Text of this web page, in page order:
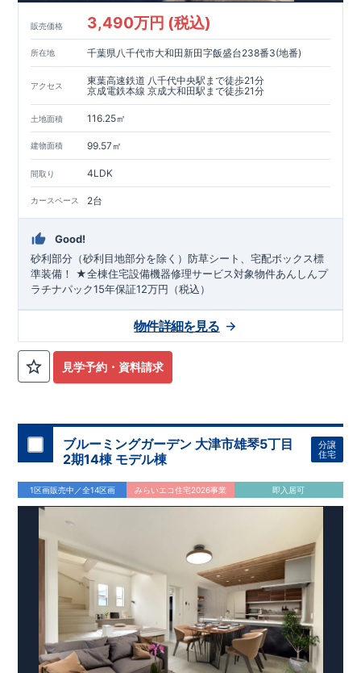
販売価格 3,490万円 (税込)
所在地 千葉県八千代市大和田新田字飯盛台238番3(地番)
アクセス
東葉高速鉄道 八千代中央駅まで徒歩21分
京成電鉄本線 京成大和田駅まで徒歩21分
土地面積 116.25㎡
建物面積 99.57㎡
間取り 4LDK
カースペース 2台
Good!
砂利部分（砂利目地部分を除く）防草シート、宅配ボックス標
準装備！ ★全棟住宅設備機器修理サービス対象物件あんしんプ
ラチナパック15年保証12万円（税込）
見学予約・資料請求
物件詳細を見る
ブルーミングガーデン 大津市雄琴5丁目
2期14棟 モデル棟
分譲
住宅
1区画販売中／全14区画 みらいエコ住宅2026事業 即入居可